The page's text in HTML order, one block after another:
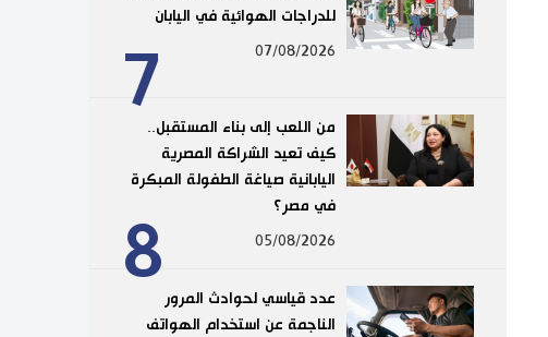
7
للدراجات الهوائية في اليابان
07/08/2026
8
من اللعب إلى بناء المستقبل..
كيف تعيد الشراكة المصرية
اليابانية صياغة الطفولة المبكرة
في مصر؟
05/08/2026
عدد قياسي لحوادث المرور
الناجمة عن استخدام الهواتف